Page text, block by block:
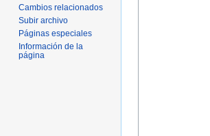
Cambios relacionados
Subir archivo
Páginas especiales
Información de la
página